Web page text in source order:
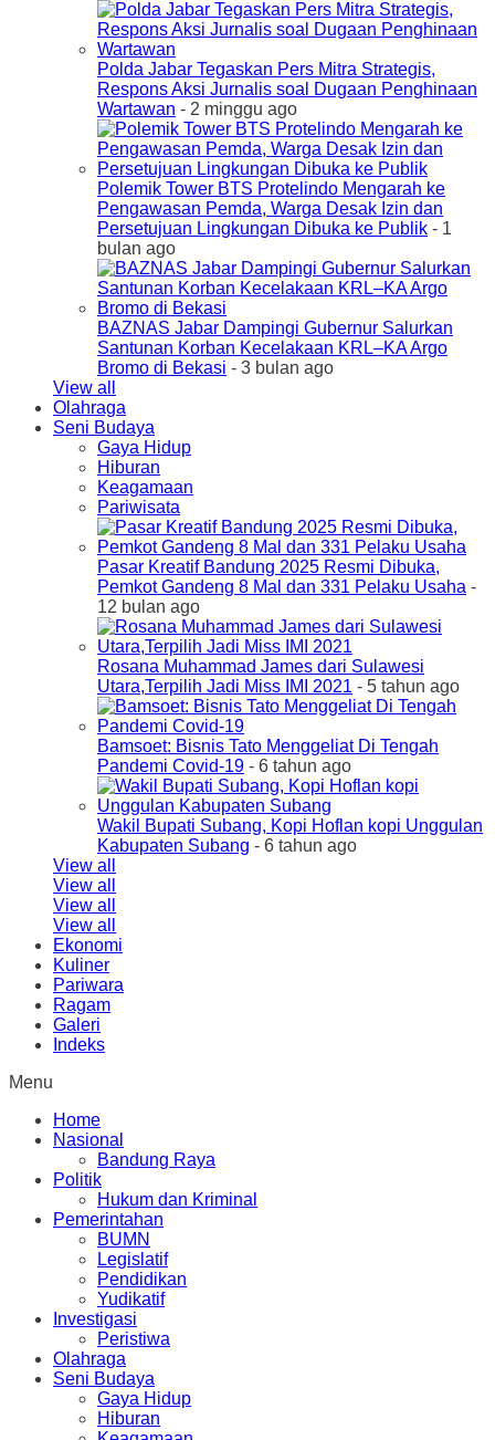
Polda Jabar Tegaskan Pers Mitra Strategis,
Respons Aksi Jurnalis soal Dugaan Penghinaan
Wartawan - 2 minggu ago
Polemik Tower BTS Protelindo Mengarah ke
Pengawasan Pemda, Warga Desak Izin dan
Persetujuan Lingkungan Dibuka ke Publik - 1
bulan ago
BAZNAS Jabar Dampingi Gubernur Salurkan
Santunan Korban Kecelakaan KRL–KA Argo
Bromo di Bekasi - 3 bulan ago
View all
Olahraga
Seni Budaya
Gaya Hidup
Hiburan
Keagamaan
Pariwisata
Pasar Kreatif Bandung 2025 Resmi Dibuka,
Pemkot Gandeng 8 Mal dan 331 Pelaku Usaha -
12 bulan ago
Rosana Muhammad James dari Sulawesi
Utara,Terpilih Jadi Miss IMI 2021 - 5 tahun ago
Bamsoet: Bisnis Tato Menggeliat Di Tengah
Pandemi Covid-19 - 6 tahun ago
Wakil Bupati Subang, Kopi Hoflan kopi Unggulan
Kabupaten Subang - 6 tahun ago
View all
View all
View all
View all
Ekonomi
Kuliner
Pariwara
Ragam
Galeri
Indeks
Menu
Home
Nasional
Bandung Raya
Politik
Hukum dan Kriminal
Pemerintahan
BUMN
Legislatif
Pendidikan
Yudikatif
Investigasi
Peristiwa
Olahraga
Seni Budaya
Gaya Hidup
Hiburan